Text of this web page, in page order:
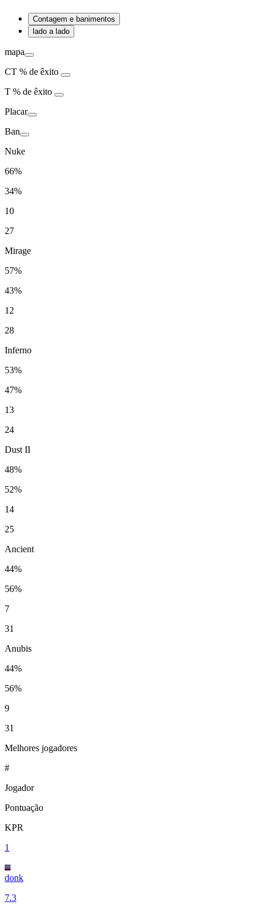
Contagem e banimentos
lado a lado
mapa
CT % de êxito
T % de êxito
Placar
Ban
Nuke
66%
34%
10
27
Mirage
57%
43%
12
28
Inferno
53%
47%
13
24
Dust II
48%
52%
14
25
Ancient
44%
56%
7
31
Anubis
44%
56%
9
31
Melhores jogadores
#
Jogador
Pontuação
KPR
1
donk
7.3